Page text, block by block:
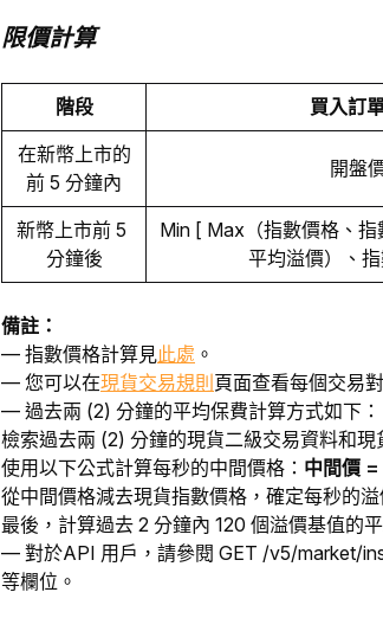
限價計算
階段 買入訂
在新幣上市的
前 5 分鐘內
開盤
新幣上市前 5
分鐘後
Min [ Max（指數價格、
平均溢價）、
備註：
— 指數價格計算見此處 。
— 您可以在現貨交易規則 頁面查看每個交易
— 過去兩 (2) 分鐘的平均保費計算方式如下：
檢索過去兩 (2) 分鐘的現貨二級交易資料和現
使用以下公式計算每秒的中間價格： 中間價
從中間價格減去現貨指數價格，確定每秒的溢
最後，計算過去 2 分鐘內 120 個溢價基值的
— 對於API 用戶，請參閱 GET /v5/market/
等欄位。